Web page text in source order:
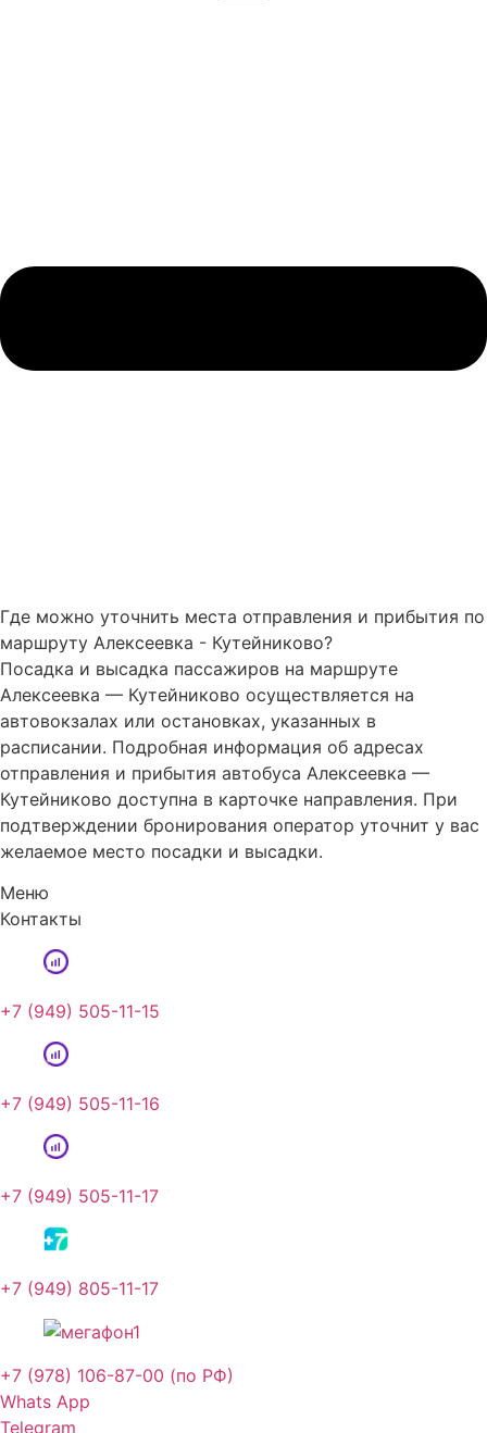
Где можно уточнить места отправления и прибытия по
маршруту Алексеевка - Кутейниково?
Посадка и высадка пассажиров на маршруте
Алексеевка — Кутейниково осуществляется на
автовокзалах или остановках, указанных в
расписании. Подробная информация об адресах
отправления и прибытия автобуса Алексеевка —
Кутейниково доступна в карточке направления. При
подтверждении бронирования оператор уточнит у вас
желаемое место посадки и высадки.
Меню
Контакты
+7 (949) 505-11-15
+7 (949) 505-11-16
+7 (949) 505-11-17
+7 (949) 805-11-17
+7 (978) 106-87-00 (по РФ)
Whats App
Telegram